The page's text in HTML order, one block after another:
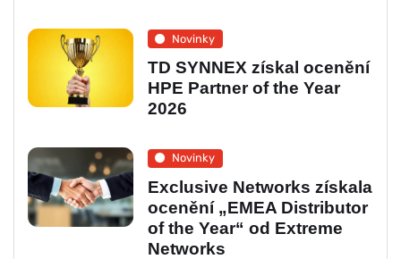
Novinky
TD SYNNEX získal ocenění
HPE Partner of the Year
2026
Novinky
Exclusive Networks získala
ocenění „EMEA Distributor
of the Year“ od Extreme
Networks